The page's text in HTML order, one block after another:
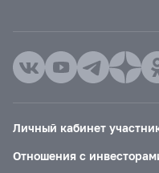
Личный кабинет
Отношения с